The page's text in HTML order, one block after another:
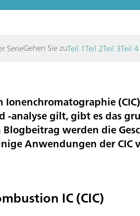
SerieGehen Sie zuTeil 1Teil 2Teil 3Teil 4
analyse gilt, gibt es das
werden die
Anwendungen der CIC
IC (CIC)